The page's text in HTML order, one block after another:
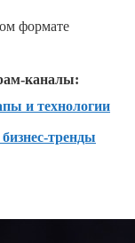
формате
каналы:
и технологии
тренды